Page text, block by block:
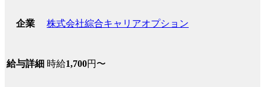
企業 株式会社綜合キャリアオプション
給与詳細 時給1,700円〜